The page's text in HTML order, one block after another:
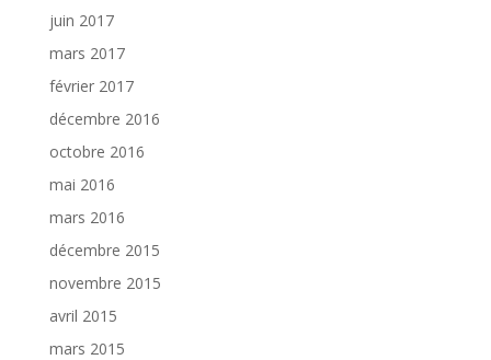
juin 2017
mars 2017
février 2017
décembre 2016
octobre 2016
mai 2016
mars 2016
décembre 2015
novembre 2015
avril 2015
mars 2015